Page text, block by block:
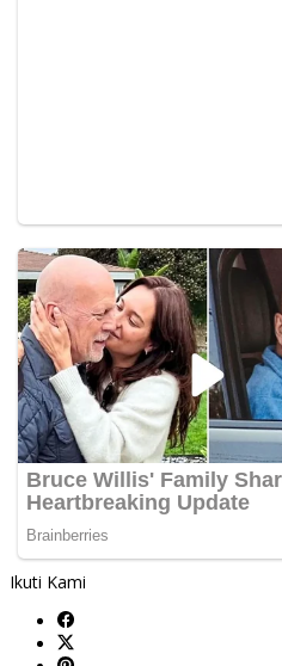
Ikuti Kami